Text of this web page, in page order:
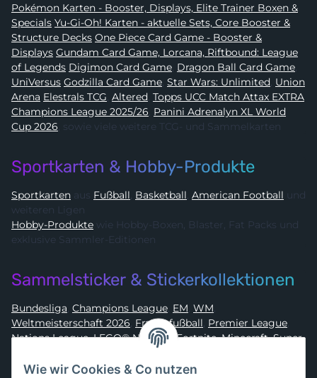
Pokémon Karten - Booster, Displays, Elite Trainer Boxen &
Specials Yu-Gi-Oh! Karten - aktuelle Sets, Core Booster &
Structure Decks One Piece Card Game - Booster &
Displays Gundam Card Game, Lorcana, Riftbound: League
of Legends
Digimon Card Game, Dragon Ball Card Game,
UniVersus
Godzilla Card Game, Star Wars: Unlimited, Union
Arena
Elestrals TCG, Altered, Topps UCC Match Attax EXTRA
Champions League 2025/26, Panini Adrenalyn XL World
Cup 2026, sowie viele weitere TCG- und Sammelkarten
Sportkarten & Hobby-Produkte
Sportkarten aus Fußball, Basketball, American Football und
weiteren Ligen
Hobby-Produkte
exklusive Sammler-Editionen
Sammelsticker & Stickerkollektionen
Bundesliga, Champions League, EM, WM,
Weltmeisterschaft 2026, Frauenfußball, Premier League,
Nations League, LEGO® Ninjago Fortnite,Minecraft,Super
Asterix
Wie wir Cookies & Co nutzen